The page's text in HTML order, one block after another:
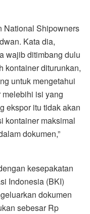
National Shipowners
Kata dia,
wajib ditimbang dulu
kontainer diturunkan,
untuk mengetahui
melebihi isi yang
ekspor itu tidak akan
kontainer maksimal
dokumen,”
kesepakatan
Indonesia (BKI)
dokumen
sebesar Rp